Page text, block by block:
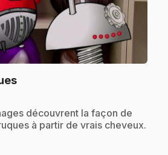
.
découvrent la façon de
à partir de vrais cheveux.